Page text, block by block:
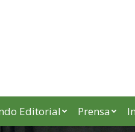
Editorial Prensa